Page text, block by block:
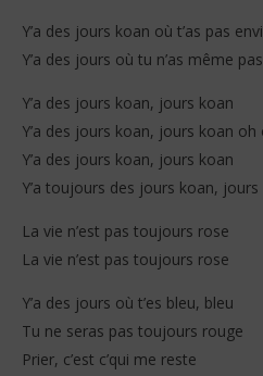
Y’a des jours koan où t’as pas
Y’a des jours où tu n’as même
Y’a des jours koan, jours koan
Y’a des jours koan, jours koan oh
Y’a des jours koan, jours koan
Y’a toujours des jours koan,
La vie n’est pas toujours rose
La vie n’est pas toujours rose
Y’a des jours où t’es bleu, bleu
Tu ne seras pas toujours rouge
Prier, c’est c’qui me reste